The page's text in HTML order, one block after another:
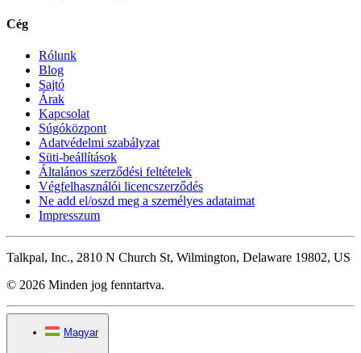
Cég
Rólunk
Blog
Sajtó
Árak
Kapcsolat
Súgóközpont
Adatvédelmi szabályzat
Süti-beállítások
Általános szerződési feltételek
Végfelhasználói licencszerződés
Ne add el/oszd meg a személyes adataimat
Impresszum
Talkpal, Inc., 2810 N Church St, Wilmington, Delaware 19802, US
© 2026 Minden jog fenntartva.
Magyar